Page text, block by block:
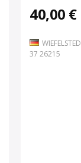
40,00 €
7 26215